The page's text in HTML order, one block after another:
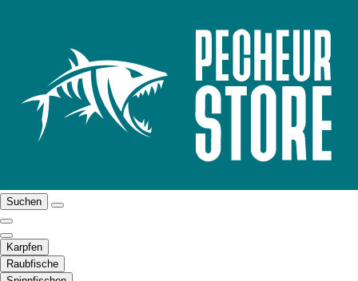
Suchen
Karpfen
Raubfische